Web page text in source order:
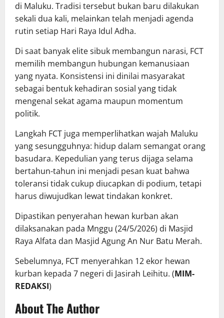
di Maluku. Tradisi tersebut bukan baru dilakukan
sekali dua kali, melainkan telah menjadi agenda
rutin setiap Hari Raya Idul Adha.
Di saat banyak elite sibuk membangun narasi, FCT
memilih membangun hubungan kemanusiaan
yang nyata. Konsistensi ini dinilai masyarakat
sebagai bentuk kehadiran sosial yang tidak
mengenal sekat agama maupun momentum
politik.
Langkah FCT juga memperlihatkan wajah Maluku
yang sesungguhnya: hidup dalam semangat orang
basudara. Kepedulian yang terus dijaga selama
bertahun-tahun ini menjadi pesan kuat bahwa
toleransi tidak cukup diucapkan di podium, tetapi
harus diwujudkan lewat tindakan konkret.
Dipastikan penyerahan hewan kurban akan
dilaksanakan pada Mnggu (24/5/2026) di Masjid
Raya Alfata dan Masjid Agung An Nur Batu Merah.
Sebelumnya, FCT menyerahkan 12 ekor hewan
kurban kepada 7 negeri di Jasirah Leihitu. (MIM-
REDAKSI)
About The Author